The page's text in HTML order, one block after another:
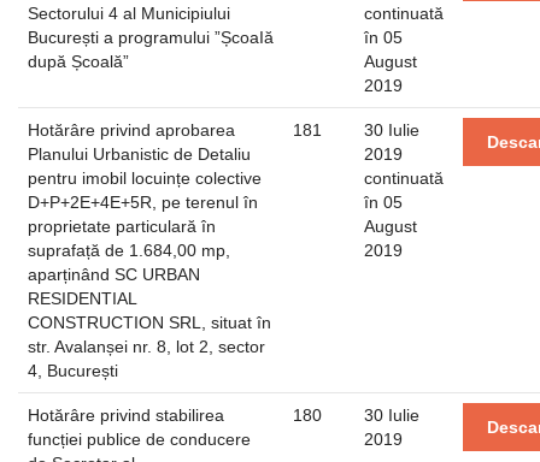
Sectorului 4 al Municipiului
București a programului ”ȘcoaIă
după Școală”
continuată
în 05
August
2019
Hotărâre privind aprobarea
Planului Urbanistic de Detaliu
pentru imobil locuințe colective
D+P+2E+4E+5R, pe terenul în
proprietate particulară în
suprafață de 1.684,00 mp,
aparținând SC URBAN
RESIDENTIAL
CONSTRUCTION SRL, situat în
str. Avalanșei nr. 8, lot 2, sector
4, București
181
30 Iulie
2019
continuată
în 05
August
2019
Hotărâre privind stabilirea
funcției publice de conducere
180
30 Iulie
2019